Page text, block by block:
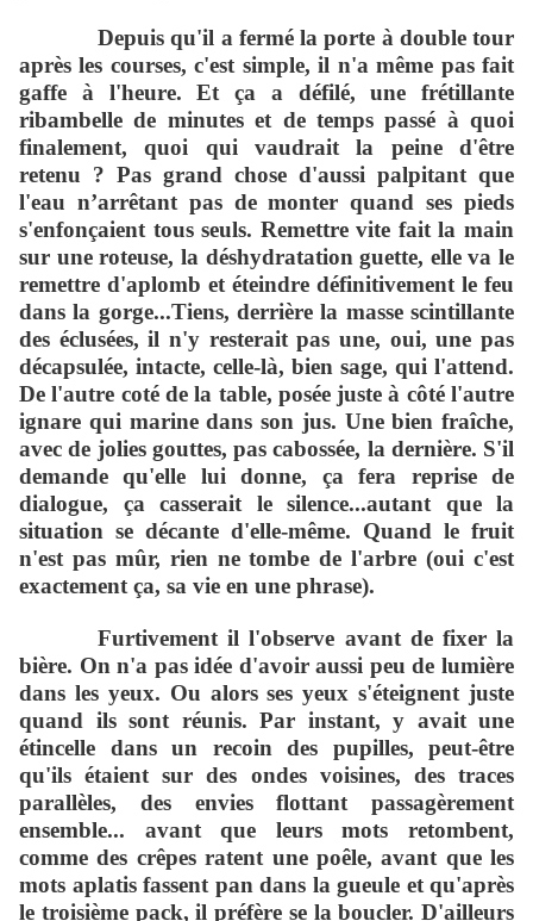
Depuis qu'il a fermé la porte à double tour
après les courses, c'est simple, il n'a même pas fait
gaffe à l'heure. Et ça a défilé, une frétillante
ribambelle de minutes et de temps passé à quoi
finalement, quoi qui vaudrait la peine d'être
retenu ? Pas grand chose d'aussi palpitant que
l'eau n’arrêtant pas de monter quand ses pieds
s'enfonçaient tous seuls. Remettre vite fait la main
sur une roteuse, la déshydratation guette, elle va le
remettre d'aplomb et éteindre définitivement le feu
dans la gorge...Tiens, derrière la masse scintillante
des éclusées, il n'y resterait pas une, oui, une pas
décapsulée, intacte, celle-là, bien sage, qui l'attend.
De l'autre coté de la table, posée juste à côté l'autre
ignare qui marine dans son jus. Une bien fraîche,
avec de jolies gouttes, pas cabossée, la dernière. S'il
demande qu'elle lui donne, ça fera reprise de
dialogue, ça casserait le silence...autant que la
situation se décante d'elle-même. Quand le fruit
n'est pas mûr, rien ne tombe de l'arbre (oui c'est
exactement ça, sa vie en une phrase).
Furtivement il l'observe avant de fixer la
bière. On n'a pas idée d'avoir aussi peu de lumière
dans les yeux. Ou alors ses yeux s'éteignent juste
quand ils sont réunis. Par instant, y avait une
étincelle dans un recoin des pupilles, peut-être
qu'ils étaient sur des ondes voisines, des traces
parallèles, des envies flottant passagèrement
ensemble... avant que leurs mots retombent,
comme des crêpes ratent une poêle, avant que les
mots aplatis fassent pan dans la gueule et qu'après
le troisième pack, il préfère se la boucler. D'ailleurs